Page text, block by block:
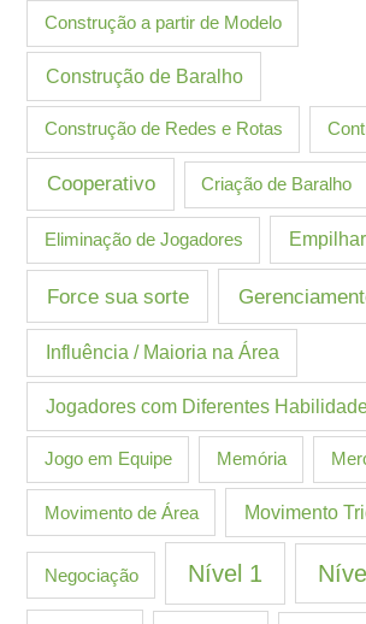
Construção a partir de Modelo
Construção de Baralho
Construção de Redes e Rotas
Cooperativo Criação de Baralho
Eliminação de Jogadores
Force sua sorte
Influência / Maioria na Área
Jogadores com Diferentes
Jogo em Equipe Memória
Movimento de Área Movimento
Negociação Nível 1